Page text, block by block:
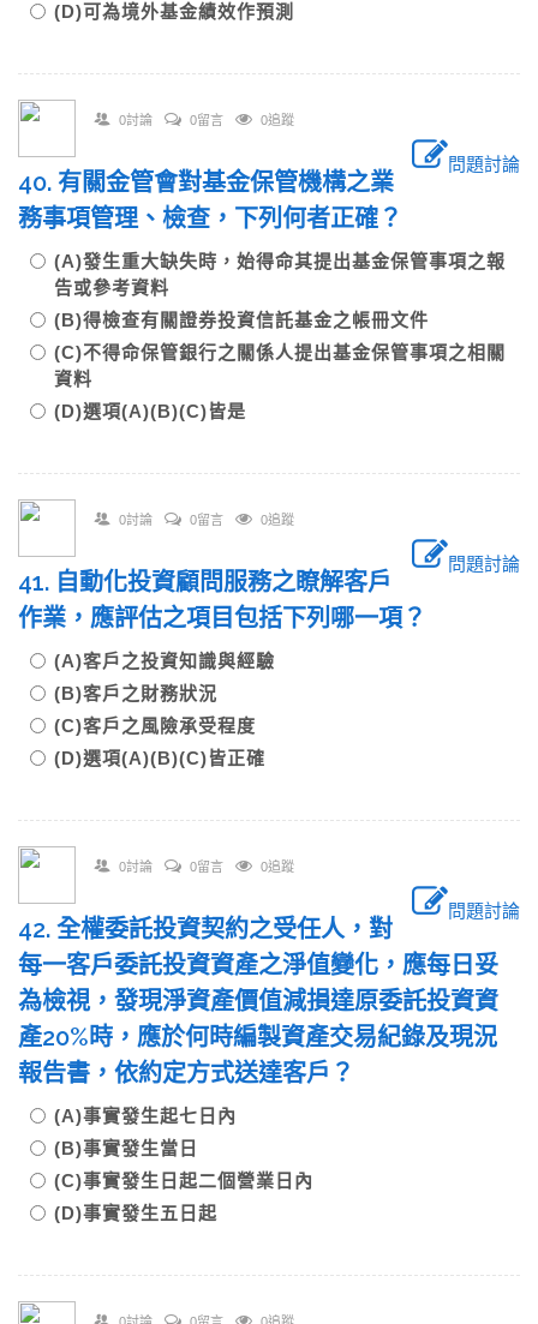
(D)可為境外基金績效作預測
0討論 0留言 0追蹤
問題討論
40. 有關金管會對基金保管機構之業
務事項管理、檢查，下列何者正確？
(A)發生重大缺失時，始得命其提出基金保管事項之報
告或參考資料
(B)得檢查有關證券投資信託基金之帳冊文件
(C)不得命保管銀行之關係人提出基金保管事項之相關
資料
(D)選項(A)(B)(C)皆是
0討論 0留言 0追蹤
問題討論
41. 自動化投資顧問服務之瞭解客戶
作業，應評估之項目包括下列哪一項？
(A)客戶之投資知識與經驗
(B)客戶之財務狀況
(C)客戶之風險承受程度
(D)選項(A)(B)(C)皆正確
0討論 0留言 0追蹤
問題討論
42. 全權委託投資契約之受任人，對
每一客戶委託投資資產之淨值變化，應每日妥
為檢視，發現淨資產價值減損達原委託投資資
產20%時，應於何時編製資產交易紀錄及現況
報告書，依約定方式送達客戶？
(A)事實發生起七日內
(B)事實發生當日
(C)事實發生日起二個營業日內
(D)事實發生五日起